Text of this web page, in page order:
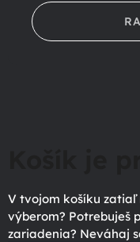
V tvojom košíku zatiaľ
výberom? Potrebuješ
zariadenia? Neváhaj